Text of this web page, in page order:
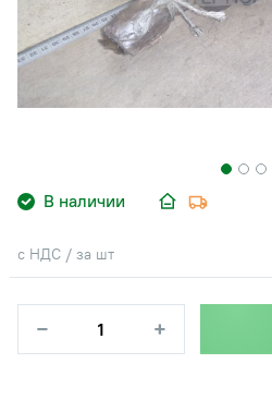
В наличии
с НДС / за шт
− +